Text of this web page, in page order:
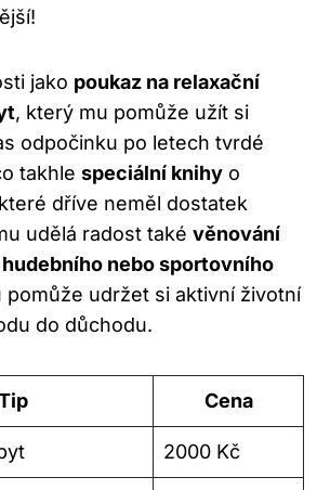
jako poukaz na relaxační
, který mu pomůže užít si
odpočinku po letech tvrdé
takhle speciální knihy o
dříve neměl dostatek
udělá radost také věnování
nebo sportovního
pomůže udržet si aktivní životní
do důchodu.
Cena
2000 Kč